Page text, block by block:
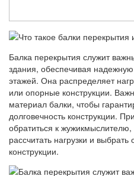
Балка перекрытия служит
здания, обеспечивая
этажей. Она распределяет
или опорные конструкции.
материал балки, чтобы
долговечность конструкции.
обратиться к
рассчитать нагрузки и
конструкции.